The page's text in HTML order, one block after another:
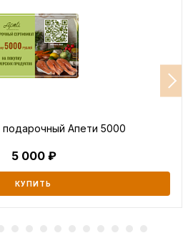
подарочный Апети 5000
5 000
КУПИТЬ